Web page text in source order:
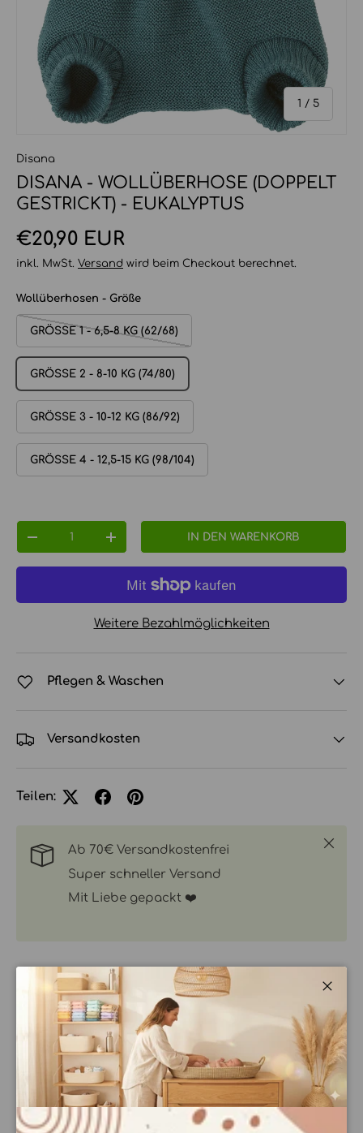
1 / von
5
Disana
DISANA - WOLLÜBERHOSE (DOPPELT
GESTRICKT) - EUKALYPTUS
Normaler Preis
€20,90 EUR
inkl. MwSt. Versand wird beim Checkout berechnet.
Wollüberhosen - Größe
GRÖSSE 1 - 6,5-8 KG (62/68)
GRÖSSE 2 - 8-10 KG (74/80)
GRÖSSE 3 - 10-12 KG (86/92)
GRÖSSE 4 - 12,5-15 KG (98/104)
MENGE VERRINGERNMENGE ERHÖHENIN DEN WARENKORB
Weitere Bezahlmöglichkeiten
Pflegen & Waschen
Versandkosten
Teilen:
Ab 70€ Versandkostenfrei
Super schneller Versand
Mit Liebe gepackt ❤️
BESCHREIBUNG
VORTEILE VON WOLLÜBERHOSEN